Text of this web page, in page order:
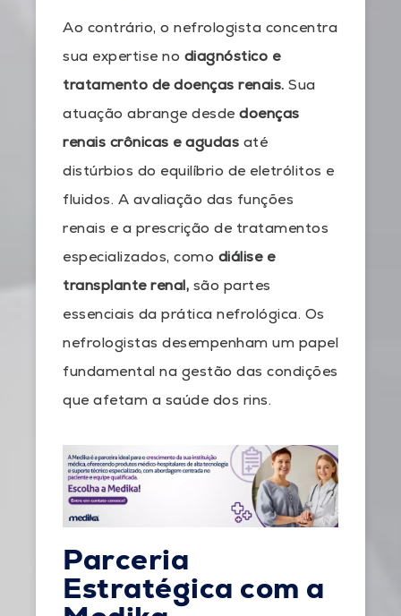
Ao contrário, o nefrologista concentra
sua expertise no diagnóstico e
tratamento de doenças renais. Sua
atuação abrange desde doenças
renais crônicas e agudas até
distúrbios do equilíbrio de eletrólitos e
fluidos. A avaliação das funções
renais e a prescrição de tratamentos
especializados, como diálise e
transplante renal, são partes
essenciais da prática nefrológica. Os
nefrologistas desempenham um papel
fundamental na gestão das condições
que afetam a saúde dos rins.
Parceria
Estratégica com a